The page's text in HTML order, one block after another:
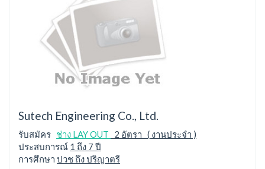
Sutech Engineering Co., Ltd.
รับสมัคร ช่าง LAY OUT
2 อัตรา ( งานประจำ )
ประสบการณ์ 1 ถึง 7 ปี
การศึกษา ปวช ถึง ปริญาตรี